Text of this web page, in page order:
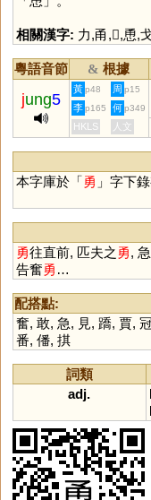
相關漢字: 力,甬 ,𢦨,恿,
粵語音節 & 根據
jung5
黃 p48 周 p15
李 p165 何 p349
HKLS 人文
本字庫於「勇 」字下
勇往直前, 匹夫之 勇,
告奮勇 …
配搭點:
奮, 敢, 急, 見, 蹻, 賈,
番, 僠, 掑
詞類
adj.